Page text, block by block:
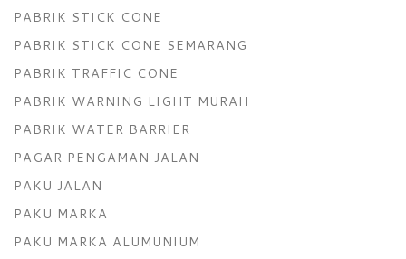
PABRIK STICK CONE
PABRIK STICK CONE SEMARANG
PABRIK TRAFFIC CONE
PABRIK WARNING LIGHT MURAH
PABRIK WATER BARRIER
PAGAR PENGAMAN JALAN
PAKU JALAN
PAKU MARKA
PAKU MARKA ALUMUNIUM